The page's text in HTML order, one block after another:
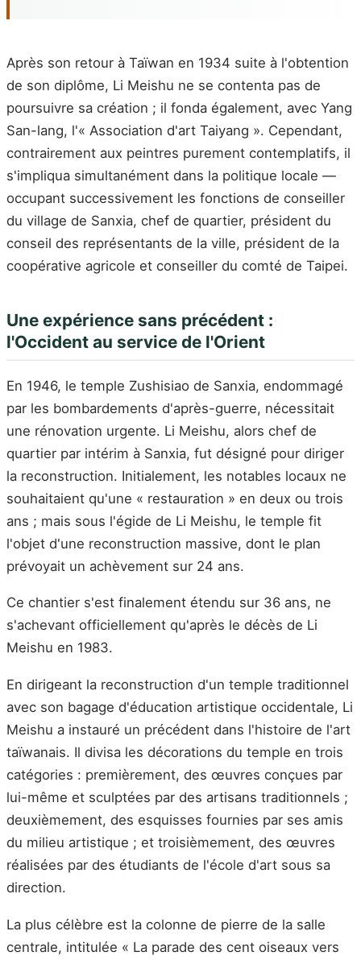
Après son retour à Taïwan en 1934 suite à l'obtention
de son diplôme, Li Meishu ne se contenta pas de
poursuivre sa création ; il fonda également, avec Yang
San-lang, l'« Association d'art Taiyang ». Cependant,
contrairement aux peintres purement contemplatifs, il
s'impliqua simultanément dans la politique locale —
occupant successivement les fonctions de conseiller
du village de Sanxia, chef de quartier, président du
conseil des représentants de la ville, président de la
coopérative agricole et conseiller du comté de Taipei.
Une expérience sans précédent :
l'Occident au service de l'Orient
En 1946, le temple Zushisiao de Sanxia, endommagé
par les bombardements d'après-guerre, nécessitait
une rénovation urgente. Li Meishu, alors chef de
quartier par intérim à Sanxia, fut désigné pour diriger
la reconstruction. Initialement, les notables locaux ne
souhaitaient qu'une « restauration » en deux ou trois
ans ; mais sous l'égide de Li Meishu, le temple fit
l'objet d'une reconstruction massive, dont le plan
prévoyait un achèvement sur 24 ans.
Ce chantier s'est finalement étendu sur 36 ans, ne
s'achevant officiellement qu'après le décès de Li
Meishu en 1983.
En dirigeant la reconstruction d'un temple traditionnel
avec son bagage d'éducation artistique occidentale, Li
Meishu a instauré un précédent dans l'histoire de l'art
taïwanais. Il divisa les décorations du temple en trois
catégories : premièrement, des œuvres conçues par
lui-même et sculptées par des artisans traditionnels ;
deuxièmement, des esquisses fournies par ses amis
du milieu artistique ; et troisièmement, des œuvres
réalisées par des étudiants de l'école d'art sous sa
direction.
La plus célèbre est la colonne de pierre de la salle
centrale, intitulée « La parade des cent oiseaux vers